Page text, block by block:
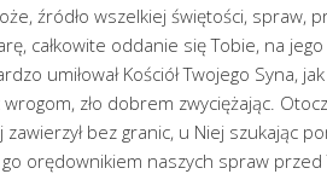
źródło wszelkiej świętości, spraw,
całkowite oddanie się Tobie, na
umiłował Kościół Twojego Syna,
zło dobrem zwyciężając.
zawierzył bez granic, u Niej
orędownikiem naszych spraw przed